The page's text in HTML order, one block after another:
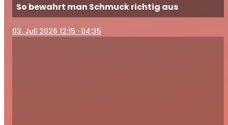
So bewahrt man Schmuck richtig aus
03. Juli 2026 12:15 · 04:35